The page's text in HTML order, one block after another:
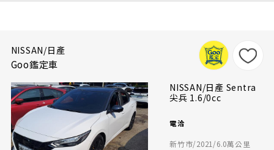
NISSAN/日產
Goo鑑定車
NISSAN/日產 Sentra
尖兵 1.6/0cc
電洽
新竹市/2021/6.0萬公里